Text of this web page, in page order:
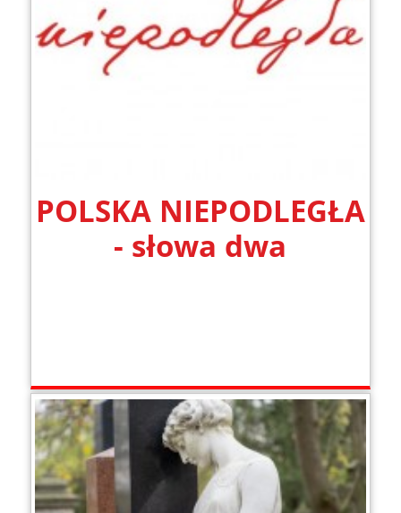
POLSKA NIEPODLEGŁA
- słowa dwa